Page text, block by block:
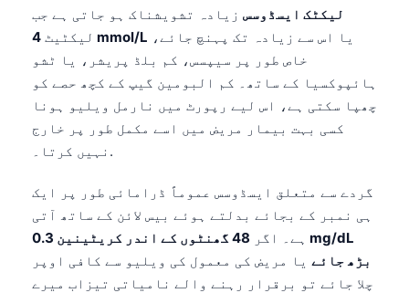
لیکٹک ایسڈوسس زیادہ تشویشناک ہو جاتی ہے جب
لیکٹیٹ 4 mmol/L
خاص طور پر سیپسس، کم بلڈ پریشر، یا ٹشو
ہائپوکسیا کے ساتھ۔ کم البومین گیپ کے کچھ حصے کو
چھپا سکتی ہے، اس لیے رپورٹ میں نارمل ویلیو ہونا
کسی بہت بیمار مریض میں اسے مکمل طور پر خارج
نہیں کرتا۔.
گردے سے متعلق ایسڈوسس عموماً ڈرامائی طور پر ایک
ہی نمبر کے بجائے بدلتے ہوئے بیس لائن کے ساتھ آتی
ہے۔ اگر
48 گھنٹوں کے اندر کریٹینین 0.3 mg/dL
بڑھ جائے یا مریض کی معمول کی ویلیو سے کافی اوپر
چلا جائے تو برقرار رہنے والے نامیاتی تیزاب میرے